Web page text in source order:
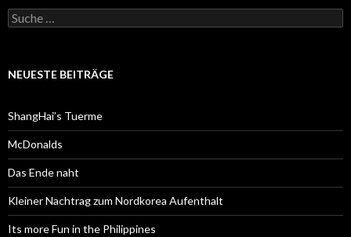
S
u
e
c
h
:
NEUESTE BEITRÄGE
ShangHai’s Tuerme
McDonalds
Das Ende naht
Kleiner Nachtrag zum Nordkorea Aufenthalt
Its more Fun in the Philippines